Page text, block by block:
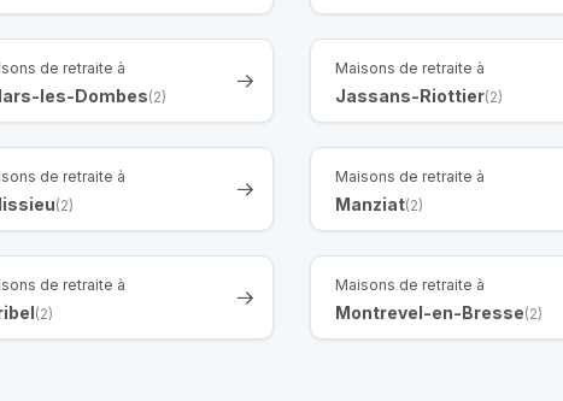
de retraite à
les-Dombes(2)
Maisons de retraite à
Jassans-Riottier(2)
de retraite à
(2)
Maisons de retraite à
Manziat(2)
de retraite à
(2)
Maisons de retraite à
Montrevel-en-Bresse(2)